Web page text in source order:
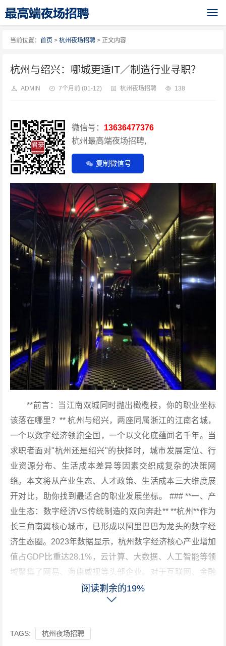
当前位置： 首页 > 杭州夜场招聘 > 正文内容
杭州与绍兴：哪城更适IT／制造行业寻职？
ADMIN 7个月前 (01-12) 杭州夜场招聘 138
微信号： 13636477376
杭州最高端夜场招聘,
复制微信号
**前言：当江南双城同时抛出橄榄枝，你的职业坐标
该落在哪里？** 杭州与绍兴，两座同属浙江的江南名城，
一个以数字经济领跑全国，一个以文化底蕴闻名千年。当
求职者面对"杭州还是绍兴"的抉择时，城市发展定位、行
业资源分布、生活成本差异等因素交织成复杂的决策网
络。本文将从产业生态、人才政策、生活成本三大维度展
开对比，助你找到最适合的职业发展坐标。 ### **一、产
业生态：数字经济VS传统制造的双向奔赴** **杭州**作为
长三角南翼核心城市，已形成以阿里巴巴为龙头的数字经
济生态圈。2023年数据显示，杭州数字经济核心产业增加
值占GDP比重达28.1%，云计算、大数据、人工智能等领
域聚集了网易、海康威视等头部企业。对于互联网、金融
科技从业者而言，杭州的产业集群效应能提供更密集的岗
位机会和跨界合作可能。 **绍兴**则依托"纺织+化工"双轮
织品集散地，绍兴柯桥中国轻纺城年成交额突破3000亿
阅读剩余的19%
TAGS: 杭州夜场招聘